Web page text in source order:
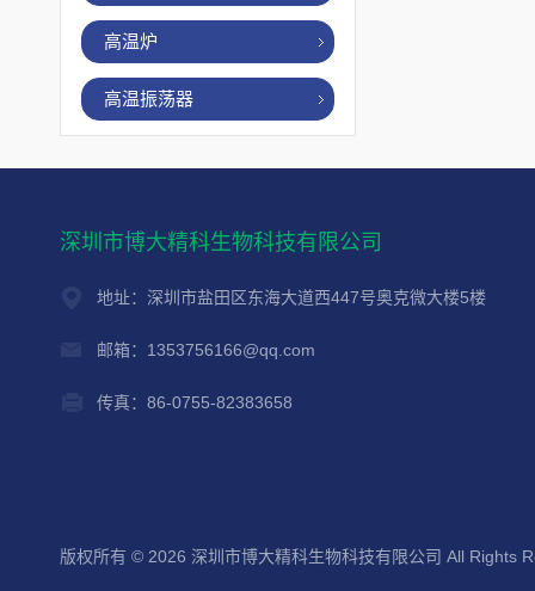
高温炉
高温振荡器
深圳市博大精科生物科技有限公司
地址：深圳市盐田区东海大道西447号奥克微大楼5楼
邮箱：1353756166@qq.com
传真：86-0755-82383658
版权所有 © 2026 深圳市博大精科生物科技有限公司 All Rights